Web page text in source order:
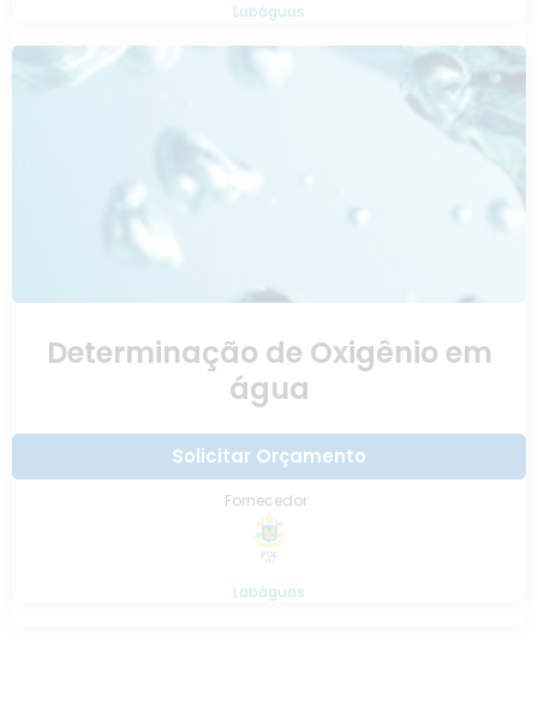
Labáguas
Determinação de Oxigênio em
água
Solicitar Orçamento
Fornecedor:
Labáguas